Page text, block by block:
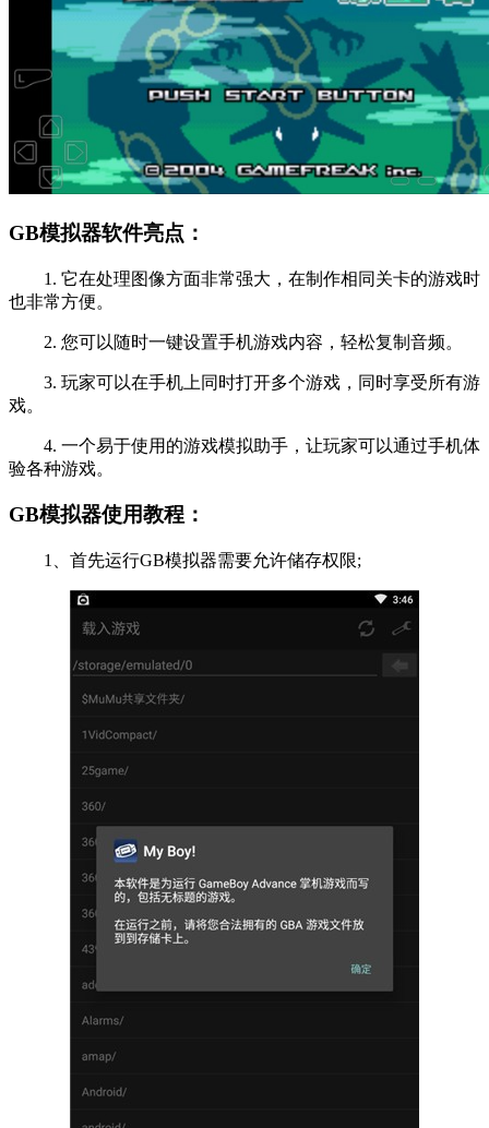
GB模拟器软件亮点：
1. 它在处理图像方面非常强大，在制作相同关卡的游戏时
也非常方便。
2. 您可以随时一键设置手机游戏内容，轻松复制音频。
3. 玩家可以在手机上同时打开多个游戏，同时享受所有游
戏。
4. 一个易于使用的游戏模拟助手，让玩家可以通过手机体
验各种游戏。
GB模拟器使用教程：
1、首先运行GB模拟器需要允许储存权限;